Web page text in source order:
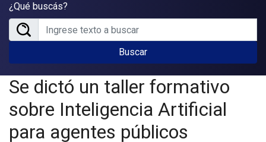
¿Qué buscás?
Buscar
Se dictó un taller formativo
sobre Inteligencia Artificial
para agentes públicos